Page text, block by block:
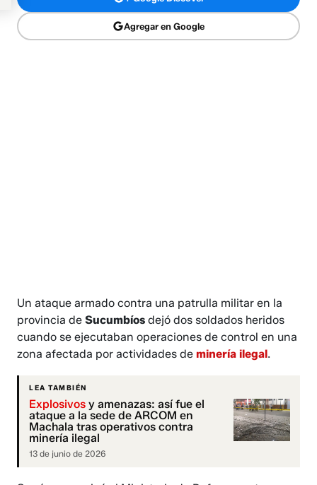
Agregar en Google
Un ataque armado contra una patrulla militar en la
provincia deSucumbíos dejó dos soldados heridos
cuando se ejecutaban operaciones de control en una
zona afectada por actividades deminería ilegal.
LEA TAMBIÉN
Explosivos y amenazas: así fue el
ataque a la sede de ARCOM en
Machala tras operativos contra
minería ilegal
13 de junio de 2026